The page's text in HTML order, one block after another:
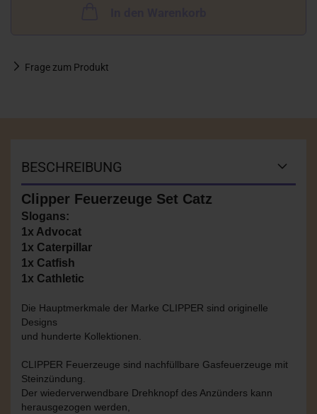
Frage zum Produkt
BESCHREIBUNG
Clipper Feuerzeuge Set Catz
Slogans:
1x Advocat
1x Caterpillar
1x Catfish
1x Cathletic
Die Hauptmerkmale der Marke CLIPPER sind originelle
Designs
und hunderte Kollektionen.
CLIPPER Feuerzeuge sind nachfüllbare Gasfeuerzeuge mit
Steinzündung.
Der wiederverwendbare Drehknopf des Anzünders kann
herausgezogen werden,